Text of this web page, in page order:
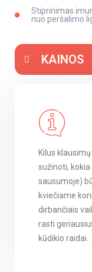
Stiprinimas
nuo peršalimo
KAINOS
Kilus
sužinoti,
sausumoje)
kviečiame
dirbančiais
rasti
kūdikio raidai.